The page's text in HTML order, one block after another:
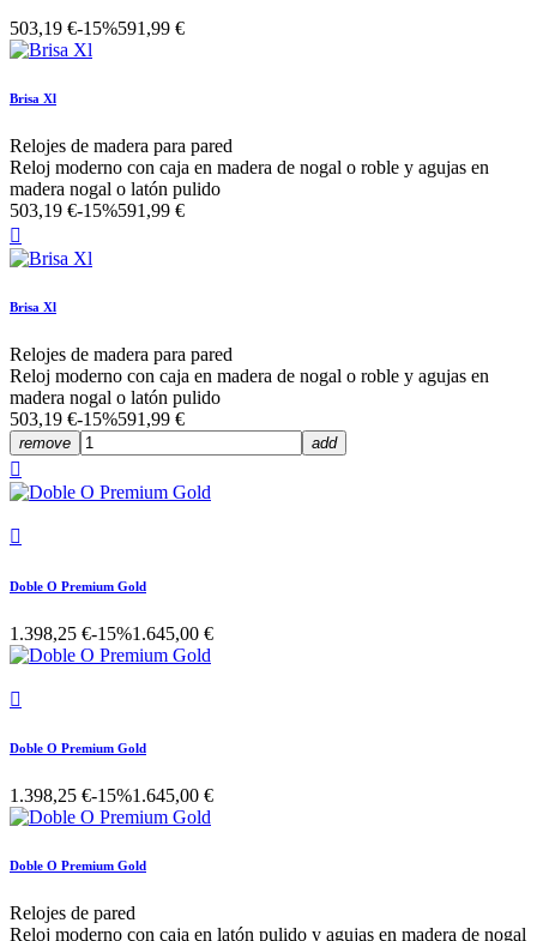
503,19 €-15%591,99 €
Brisa Xl
Relojes de madera para pared
Reloj moderno con caja en madera de nogal o roble y agujas en
madera nogal o latón pulido
503,19 €-15%591,99 €

Brisa Xl
Relojes de madera para pared
Reloj moderno con caja en madera de nogal o roble y agujas en
madera nogal o latón pulido
503,19 €-15%591,99 €
remove add


Doble O Premium Gold
1.398,25 €-15%1.645,00 €

Doble O Premium Gold
1.398,25 €-15%1.645,00 €
Doble O Premium Gold
Relojes de pared
Reloj moderno con caja en latón pulido y agujas en madera de nogal